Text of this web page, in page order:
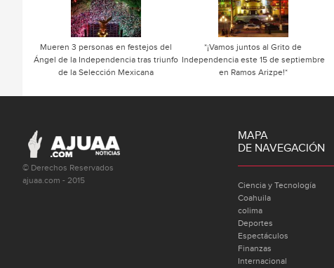
Mueren 3 personas en festejos del
Ángel de la Independencia tras triunfo
de la Selección Mexicana
*¡Vamos juntos al Grito de
Independencia este 15 de septiembre
en Ramos Arizpe!*
© Derechos Reservados
ajuaa.com - 2015
MAPA
DE NAVEGACIÓN
Ciencia y Tecnología
Coahuila
colima
Deportes
Espectáculos
Finanzas
Internacional